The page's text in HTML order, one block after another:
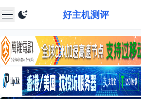
好主机测评